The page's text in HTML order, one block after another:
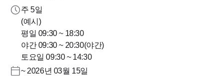
주 5일
(예시)
평일 09:30 ~ 18:30
야간 09:30 ~ 20:30(야간)
토요일 09:30 ~ 14:30
~ 2026년 03월 15일